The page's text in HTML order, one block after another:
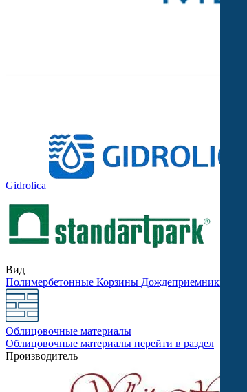
Gidrolica
Вид
Полимербетонные Корзины Дождеприемники
Облицовочные материалы
Облицовочные материалы перейти в раздел
Производитель